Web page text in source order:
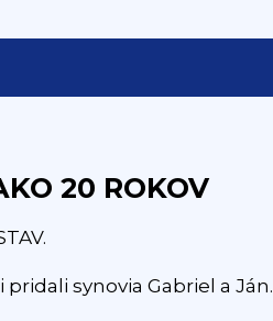
20 ROKOV
synovia Gabriel a Ján.